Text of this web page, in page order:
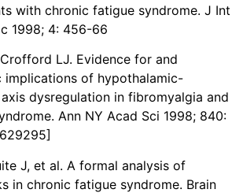
with chronic fatigue syndrome. J Int
1998; 4: 456-66
LJ. Evidence for and
implications of hypothalamic-
dysregulation in fibromyalgia and
Ann NY Acad Sci 1998; 840:
J, et al. A formal analysis of
in chronic fatigue syndrome. Brain